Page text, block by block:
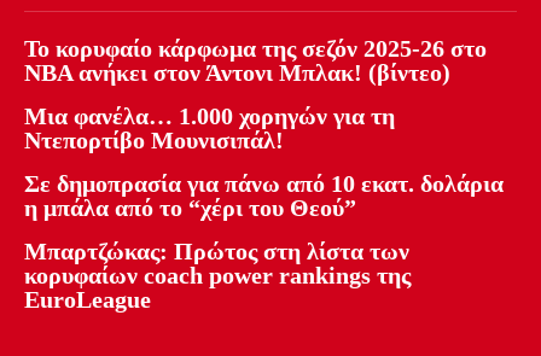
Το κορυφαίο κάρφωμα της σεζόν 2025-26 στο
NBA ανήκει στον Άντονι Μπλακ! (βίντεο)
Μια φανέλα… 1.000 χορηγών για τη
Ντεπορτίβο Μουνισιπάλ!
Σε δημοπρασία για πάνω από 10 εκατ. δολάρια
η μπάλα από το “χέρι του Θεού”
Μπαρτζώκας: Πρώτος στη λίστα των
κορυφαίων coach power rankings της
EuroLeague